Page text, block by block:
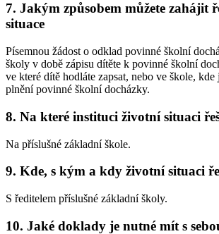
7. Jakým způsobem můžete zahájit
situace
Písemnou žádost o odklad povinné školní
školy v době zápisu dítěte k povinné školní
ve které dítě hodláte zapsat, nebo ve škole,
plnění povinné školní docházky.
8. Na které instituci životní situaci
Na příslušné základní škole.
9. Kde, s kým a kdy životní situaci
S ředitelem příslušné základní školy.
10. Jaké doklady je nutné mít s